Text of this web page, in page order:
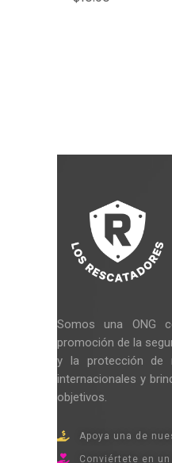
Somos una ONG
promoción de la
y la protección de
internacionales y
objetivos.
Apoya una de
Conviértete en